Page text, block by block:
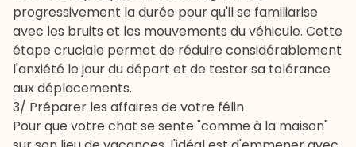
progressivement la durée pour qu'il se familiarise
avec les bruits et les mouvements du véhicule. Cette
étape cruciale permet de réduire considérablement
l'anxiété le jour du départ et de tester sa tolérance
aux déplacements.
3/ Préparer les affaires de votre félin
Pour que votre chat se sente "comme à la maison"